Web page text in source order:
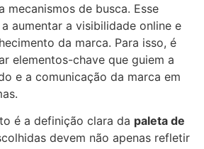
mecanismos de busca. Esse
aumentar a visibilidade online e
da marca. Para isso, é
elementos-chave que guiem a
e a comunicação da marca em
é a definição clara da paleta de
devem não apenas refletir